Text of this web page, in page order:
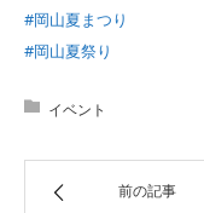
#岡山夏まつり
#岡山夏祭り
イベント
前の記事